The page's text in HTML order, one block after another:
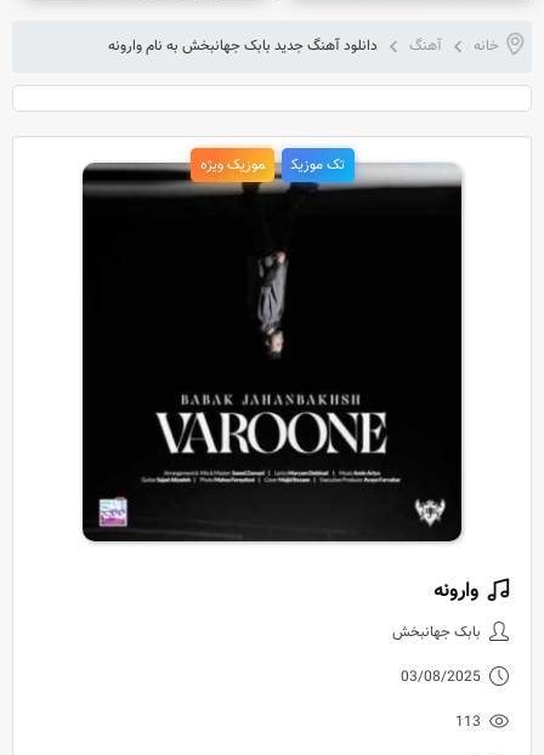
خانه آهنگ دانلود آهنگ جدید بابک جهانبخش به نام وارونه
تک موزیک موزیک ویژه
دانلود آهنگ جدید بابک جهانبخش
وارونه
بابک جهانبخش
03/08/2025
113